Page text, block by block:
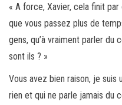
« A force, Xavier, cela finit
que vous passez plus de
gens, qu’à vraiment parler du
sont ils ? »
Vous avez bien raison, je suis
rien et qui ne parle jamais du